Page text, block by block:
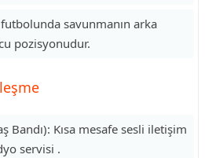
savunmanın arka
pozisyonudur.
Bandı): Kısa mesafe sesli iletişim
servisi .